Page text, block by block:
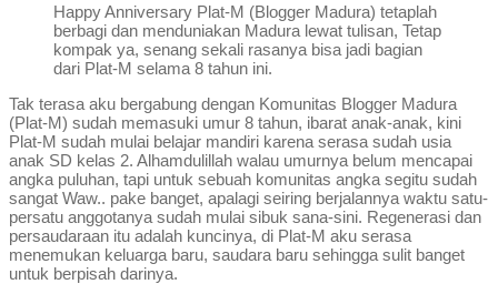
Happy Anniversary Plat-M (Blogger Madura) tetaplah
berbagi dan menduniakan Madura lewat tulisan, Tetap
kompak ya, senang sekali rasanya bisa jadi bagian
dari Plat-M selama 8 tahun ini.
Tak terasa aku bergabung dengan Komunitas Blogger Madura
(Plat-M) sudah memasuki umur 8 tahun, ibarat anak-anak, kini
Plat-M sudah mulai belajar mandiri karena serasa sudah usia
anak SD kelas 2. Alhamdulillah walau umurnya belum mencapai
angka puluhan, tapi untuk sebuah komunitas angka segitu sudah
sangat Waw.. pake banget, apalagi seiring berjalannya waktu satu-
persatu anggotanya sudah mulai sibuk sana-sini. Regenerasi dan
persaudaraan itu adalah kuncinya, di Plat-M aku serasa
menemukan keluarga baru, saudara baru sehingga sulit banget
untuk berpisah darinya.